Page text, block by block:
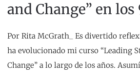
and Change” en los
Por Rita McGrath_ Es divertido
ha evolucionado mi curso “Leading
Change” a lo largo de los años.